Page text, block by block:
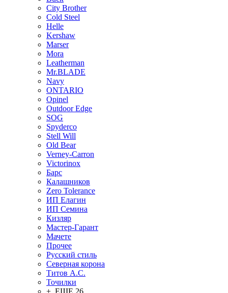
City Brother
Cold Steel
Helle
Kershaw
Marser
Mora
Leatherman
Mr.BLADE
Navy
ONTARIO
Opinel
Outdoor Edge
SOG
Spyderco
Stell Will
Old Bear
Verney-Carron
Victorinox
Барс
Калашников
Zero Tolerance
ИП Елагин
ИП Семина
Кизляр
Мастер-Гарант
Мачете
Прочее
Русский стиль
Северная корона
Титов А.С.
Точилки
+ ЕЩЕ 26